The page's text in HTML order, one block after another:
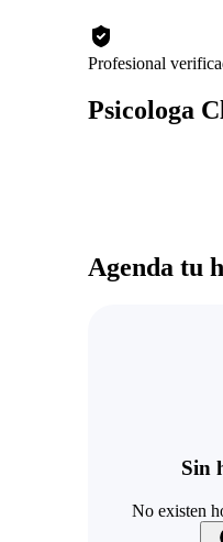
Profesional
Psicologa
Agenda tu
Sin
No existen